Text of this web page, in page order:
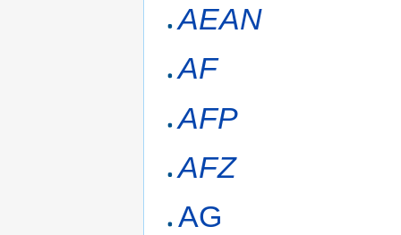
AEAN
AF
AFP
AFZ
AG